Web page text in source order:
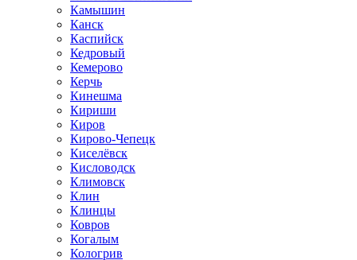
Камышин
Канск
Каспийск
Кедровый
Кемерово
Керчь
Кинешма
Кириши
Киров
Кирово-Чепецк
Киселёвск
Кисловодск
Климовск
Клин
Клинцы
Ковров
Когалым
Кологрив